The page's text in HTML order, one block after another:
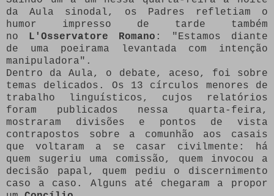
da Aula sinodal, os Padres refletiam o
humor impresso de tarde também
no L'Osservatore Romano : "Estamos diante
de uma poeirama levantada com intenção
manipuladora".
Dentro da Aula, o debate, aceso, foi sobre
temas delicados. Os 13 círculos menores de
trabalho linguísticos, cujos relatórios
foram publicados nessa quarta-feira,
mostraram divisões e pontos de vista
contrapostos sobre a comunhão aos casais
que voltaram a se casar civilmente: há
quem sugeriu uma comissão, quem invocou a
decisão papal, quem pediu o discernimento
caso a caso. Alguns até chegaram a propor